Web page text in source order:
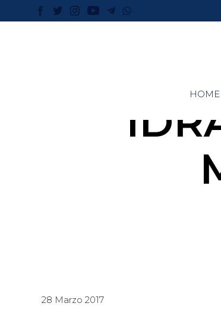
HOME
28 Marzo 2017